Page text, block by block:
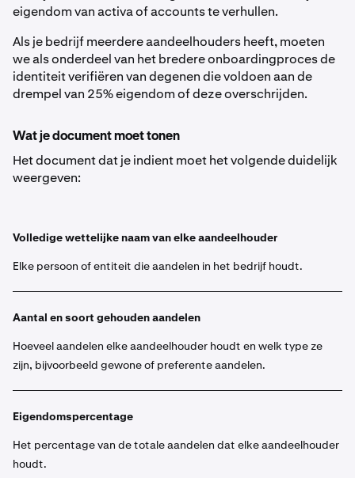
eigendom van activa of accounts te verhullen.
Als je bedrijf meerdere aandeelhouders heeft, moeten
we als onderdeel van het bredere onboardingproces de
identiteit verifiëren van degenen die voldoen aan de
drempel van 25% eigendom of deze overschrijden.
Wat je document moet tonen
Het document dat je indient moet het volgende duidelijk
weergeven:
Volledige wettelijke naam van elke aandeelhouder
Elke persoon of entiteit die aandelen in het bedrijf houdt.
Aantal en soort gehouden aandelen
Hoeveel aandelen elke aandeelhouder houdt en welk type ze
zijn, bijvoorbeeld gewone of preferente aandelen.
Eigendomspercentage
Het percentage van de totale aandelen dat elke aandeelhouder
houdt.